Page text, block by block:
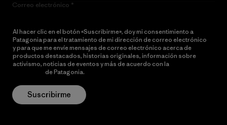
Correo electrónico
Al hacer clic en el botón «Suscribirme», doy mi consentimiento a
Patagonia para el tratamiento de mi dirección de correo electrónico
y para que me envíe mensajes de correo electrónico acerca de
productos destacados, historias originales, información sobre
activismo, noticias de eventos y más de acuerdo con la
de Patagonia.
Suscribirme